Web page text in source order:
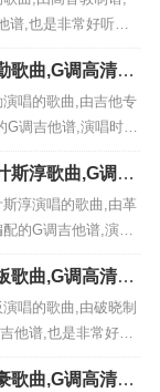
谱,也是非常好听的
谱为大家分享,有喜
！ &nb...
歌曲,G调高清图,
唱的歌曲,由吉他专
调吉他谱,演唱时可
用G调，非常好听的
网吉它谱为大家更
关注！...
斯淳歌曲,G调六
线简谱
淳演唱的歌曲,由革
的G调吉他谱,演唱
本谱采用G调，非
曲谱由极网吉它谱为
欢迎关注！ 视频教
句话解析:...
歌曲,G调高清图,
唱的歌曲,由破晓制
他谱,也是非常好听
它谱为大家分享,有
注！ &...
歌曲,G调高清图,